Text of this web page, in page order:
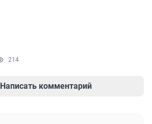
214
Написать комментарий